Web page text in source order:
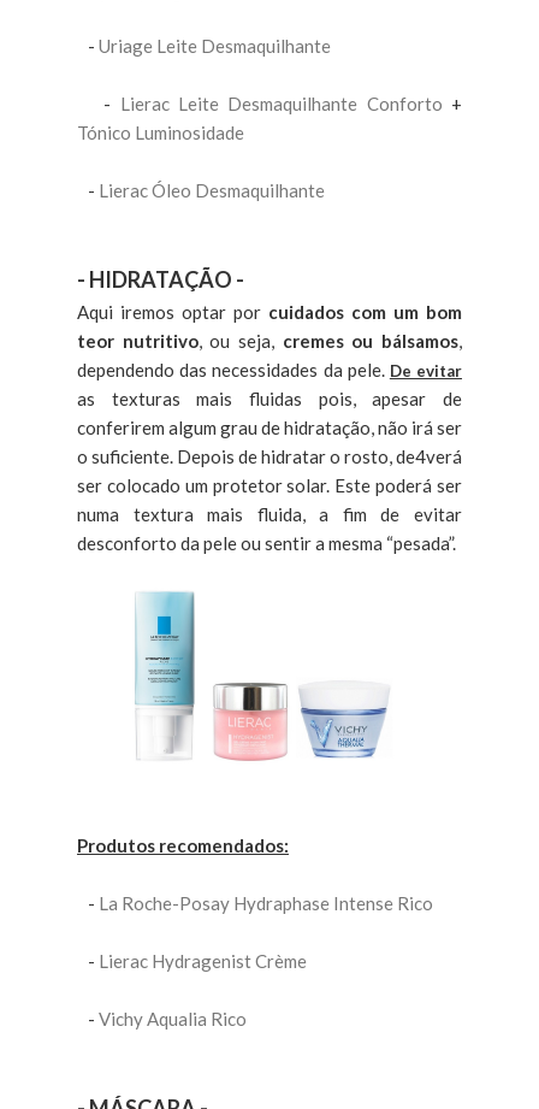
- Uriage Leite Desmaquilhante
- Lierac Leite Desmaquilhante Conforto +
Tónico Luminosidade
- Lierac Óleo Desmaquilhante
- HIDRATAÇÃO -
Aqui iremos optar por cuidados com um bom
teor nutritivo, ou seja, cremes ou bálsamos,
dependendo das necessidades da pele. De evitar
as texturas mais fluidas pois, apesar de
conferirem algum grau de hidratação, não irá ser
o suficiente. Depois de hidratar o rosto, de4verá
ser colocado um protetor solar. Este poderá ser
numa textura mais fluida, a fim de evitar
desconforto da pele ou sentir a mesma “pesada”.
Produtos recomendados:
- La Roche-Posay Hydraphase Intense Rico
- Lierac Hydragenist Crème
- Vichy Aqualia Rico